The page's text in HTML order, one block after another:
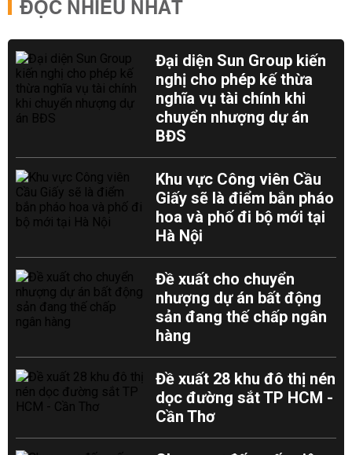
ĐỌC NHIỀU NHẤT
Đại diện Sun Group kiến
nghị cho phép kế thừa
nghĩa vụ tài chính khi
chuyển nhượng dự án
BĐS
Khu vực Công viên Cầu
Giấy sẽ là điểm bắn pháo
hoa và phố đi bộ mới tại
Hà Nội
Đề xuất cho chuyển
nhượng dự án bất động
sản đang thế chấp ngân
hàng
Đề xuất 28 khu đô thị nén
dọc đường sắt TP HCM -
Cần Thơ